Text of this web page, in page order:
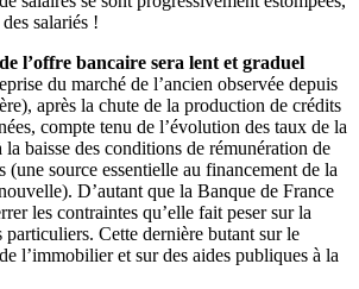
salariés !
l’offre bancaire sera lent et graduel
du marché de l’ancien observée depuis
après la chute de la production de crédits
compte tenu de l’évolution des taux de la
baisse des conditions de rémunération de
(une source essentielle au financement de la
D’autant que la Banque de France
les contraintes qu’elle fait peser sur la
particuliers. Cette dernière butant sur le
l’immobilier et sur des aides publiques à la